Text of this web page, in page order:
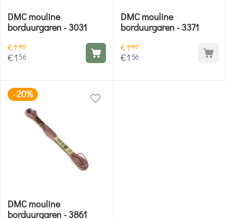
DMC mouline
borduurgaren - 3031
€195
€1 56
DMC mouline
borduurgaren - 3371
€195
€1 56
-20%
DMC mouline
borduurgaren - 3861